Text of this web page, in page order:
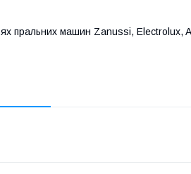
пральних машин Zanussi, Electrolux,